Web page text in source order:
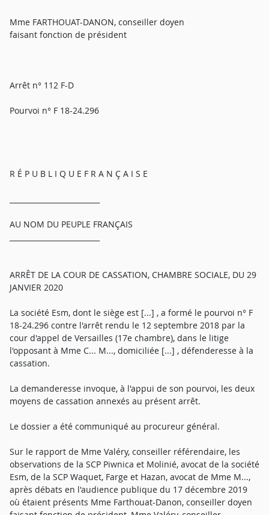
Mme FARTHOUAT-DANON, conseiller doyen
faisant fonction de président
Arrêt n° 112 F-D
Pourvoi n° F 18-24.296
R É P U B L I Q U E F R A N Ç A I S E
AU NOM DU PEUPLE FRANÇAIS
ARRÊT DE LA COUR DE CASSATION, CHAMBRE SOCIALE, DU 29
JANVIER 2020
La société Esm, dont le siège est [...] , a formé le pourvoi n° F
18-24.296 contre l'arrêt rendu le 12 septembre 2018 par la
cour d'appel de Versailles (17e chambre), dans le litige
l'opposant à Mme C... M..., domiciliée [...] , défenderesse à la
cassation.
La demanderesse invoque, à l'appui de son pourvoi, les deux
moyens de cassation annexés au présent arrêt.
Le dossier a été communiqué au procureur général.
Sur le rapport de Mme Valéry, conseiller référendaire, les
observations de la SCP Piwnica et Molinié, avocat de la société
Esm, de la SCP Waquet, Farge et Hazan, avocat de Mme M...,
après débats en l'audience publique du 17 décembre 2019
où étaient présents Mme Farthouat-Danon, conseiller doyen